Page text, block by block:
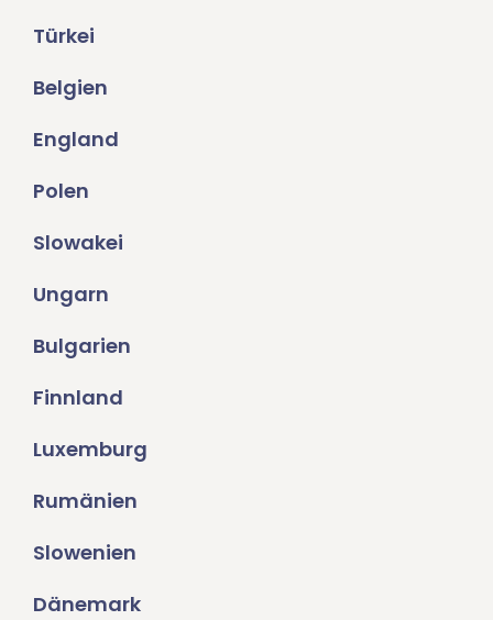
Türkei
Belgien
England
Polen
Slowakei
Ungarn
Bulgarien
Finnland
Luxemburg
Rumänien
Slowenien
Dänemark